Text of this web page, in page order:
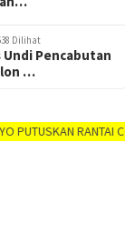
Dilihat
Undi Pencabutan
…
RANTAI